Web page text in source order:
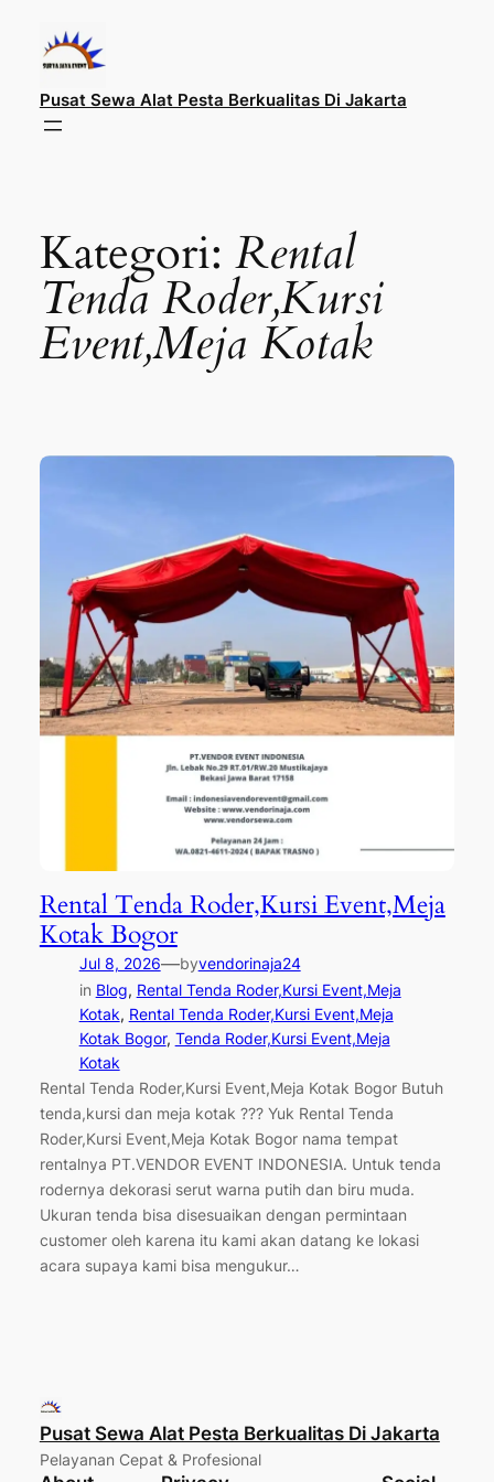
konten
Pusat Sewa Alat Pesta Berkualitas Di Jakarta
Kategori: Rental
Tenda Roder,Kursi
Event,Meja Kotak
Rental Tenda Roder,Kursi Event,Meja
Kotak Bogor
Jul 8, 2026—byvendorinaja24
in Blog, Rental Tenda Roder,Kursi Event,Meja
Kotak, Rental Tenda Roder,Kursi Event,Meja
Kotak Bogor, Tenda Roder,Kursi Event,Meja
Kotak
Rental Tenda Roder,Kursi Event,Meja Kotak Bogor Butuh
tenda,kursi dan meja kotak ??? Yuk Rental Tenda
Roder,Kursi Event,Meja Kotak Bogor nama tempat
rentalnya PT.VENDOR EVENT INDONESIA. Untuk tenda
rodernya dekorasi serut warna putih dan biru muda.
Ukuran tenda bisa disesuaikan dengan permintaan
customer oleh karena itu kami akan datang ke lokasi
acara supaya kami bisa mengukur…
Pusat Sewa Alat Pesta Berkualitas Di Jakarta
Pelayanan Cepat & Profesional